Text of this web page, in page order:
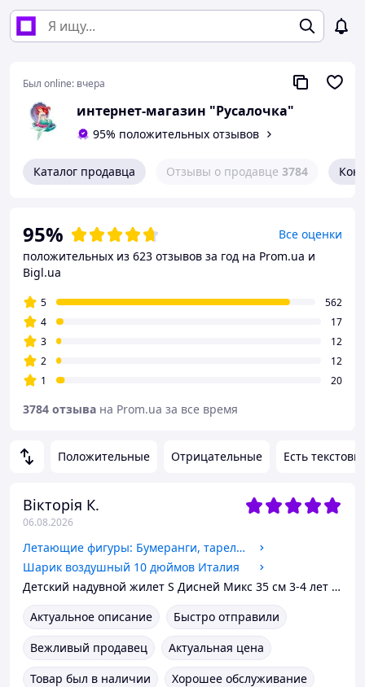
Был online: вчера
интернет-магазин "Русалочка"
95% положительных отзывов
Каталог продавца Отзывы о продавце 3784
Положительные Отрицательные Есть
Вікторія К.
06.08.2026
Летающие фигуры: Бумеранги, тарелки (5 предметов) 4043+ Технокомп Украина
Шарик воздушный 10 дюймов Италия
Детский надувной жилет S Дисней Микс 35 см 3-4 лет (1-1)
Актуальное описание
Быстро отправили
Вежливый продавец
Актуальная цена
Товар был в наличии
Хорошее обслуживание
95%
Все оценки
положительных из 623 отзывов за год на Prom.ua и
Bigl.ua
5
562
4
17
3
12
2
12
1
20
3784 отзыва на Prom.ua за все время